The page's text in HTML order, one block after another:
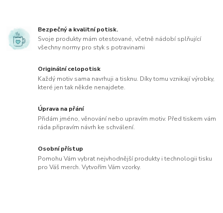
Bezpečný a kvalitní potisk.
Svoje produkty mám otestované, včetně nádobí splňující
všechny normy pro styk s potravinami
Originální celopotisk
Každý motiv sama navrhuji a tisknu. Díky tomu vznikají výrobky,
které jen tak někde nenajdete.
Úprava na přání
Přidám jméno, věnování nebo upravím motiv. Před tiskem vám
ráda připravím návrh ke schválení.
Osobní přístup
Pomohu Vám vybrat nejvhodnější produkty i technologii tisku
pro Váš merch. Vytvořím Vám vzorky.